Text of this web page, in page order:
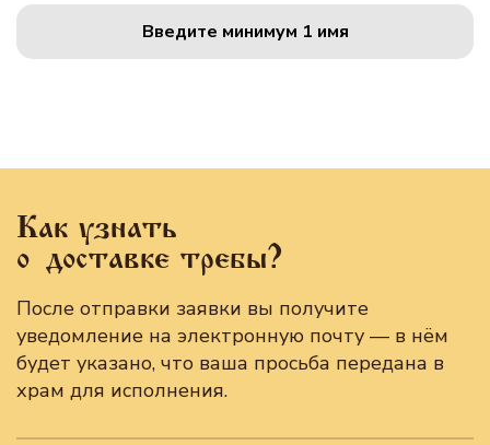
Введите минимум 1 имя
Как узнать
о доставке требы?
После отправки заявки вы получите
уведомление на электронную почту — в нём
будет указано, что ваша просьба передана в
храм для исполнения.